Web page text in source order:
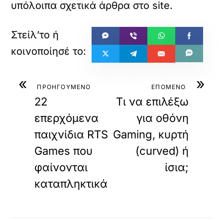
υπόλοιπα σχετικά άρθρα στο site.
« ΠΡΟΗΓΟΥΜΕΝΟ
22
επερχόμενα
παιχνίδια RTS
Games που
φαίνονται
καταπληκτικά
»
ΕΠΟΜΕΝΟ
Τι να επιλέξω
για οθόνη
Gaming, κυρτή
(curved) ή
ίσια;